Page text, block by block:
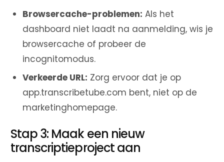
Browsercache-problemen: Als het
dashboard niet laadt na aanmelding, wis je
browsercache of probeer de
incognitomodus.
Verkeerde URL: Zorg ervoor dat je op
app.transcribetube.com bent, niet op de
marketinghomepage.
Stap 3: Maak een nieuw
transcriptieproject aan